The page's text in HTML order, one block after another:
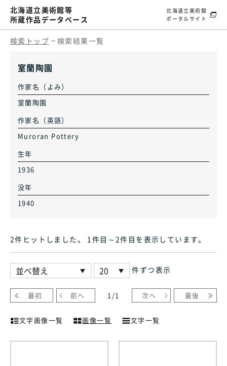
北海道立美術館等
所蔵作品データベース
北海道立美術館
ポータルサイト
検索トップ 検索結果一覧
室蘭陶園
作家名（よみ）
室蘭陶園
作家名（英語）
Muroran Pottery
生年
1936
没年
1940
2件ヒット しました。 1件目～2件目 を表示しています。
件ずつ表示
最初 前へ 1 /1 次へ 最後
文字画像一覧 画像一覧 文字一覧